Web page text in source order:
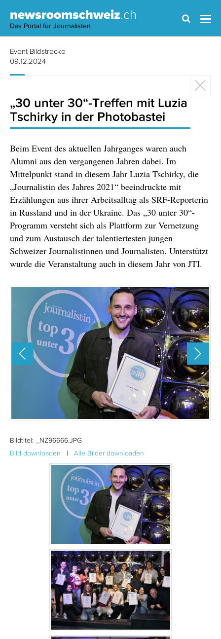
newsroomschweiz.ch
Das Portal für Journalisten
Event Bildstrecke
09.12.2024
„30 unter 30“-Treffen mit Luzia
Tschirky in der Photobastei
Beim Event des aktuellen Jahrganges waren auch
Alumni aus den vergangenen Jahren dabei. Im
Mittelpunkt stand in diesem Jahr Luzia Tschirky, die
„Journalistin des Jahres 2021“ beeindruckte mit
Erzählungen aus ihrer Arbeitsalltag als SRF-Reporterin
in Russland und in der Ukraine. Das „30 unter 30“-
Programm versteht sich als Plattform zur Vernetzung
und zum Austausch der talentiertesten jungen
Schweizer Journalistinnen und Journalisten. Unterstützt
wurde die Veranstaltung auch in diesem Jahr von JTI.
Bildtitel:
_NZ96666.JPG
Bild downloaden
| Alle Bilder downloaden